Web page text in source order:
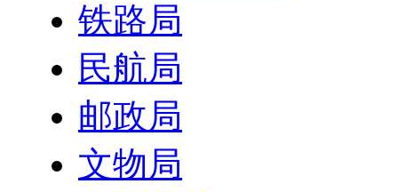
铁路局
民航局
邮政局
文物局